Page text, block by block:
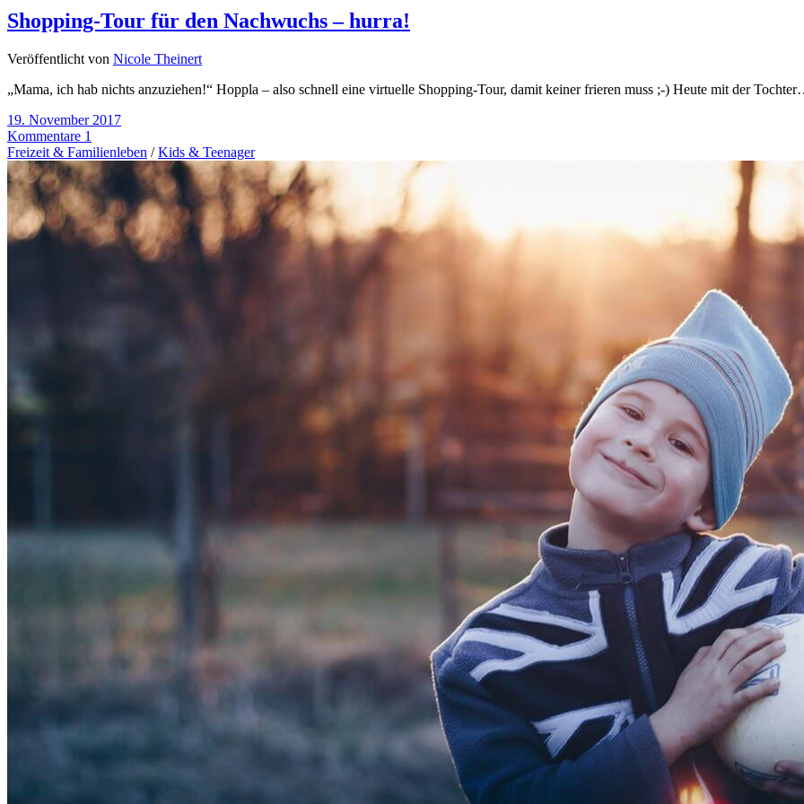
Shopping-Tour für den Nachwuchs – hurra!
Veröffentlicht von Nicole Theinert
„Mama, ich hab nichts anzuziehen!“ Hoppla – also schnell eine virtuelle Shopping-Tour, damit keiner frieren muss ;-) Heute mit der
19. November 2017
Kommentare 1
Freizeit & Familienleben /Kids & Teenager